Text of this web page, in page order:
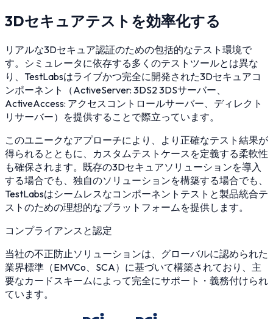
3Dセキュアテストを効率化する
リアルな3Dセキュア認証のための包括的なテスト環境で
す。シミュレータに依存する多くのテストツールとは異な
り、TestLabsはライブかつ完全に開発された3Dセキュアコ
ンポーネント（ActiveServer: 3DS2 3DSサーバー、
ActiveAccess: アクセスコントロールサーバー、ディレクト
リサーバー）を提供することで際立っています。
このユニークなアプローチにより、より正確なテスト結果が
得られるとともに、カスタムテストケースを定義する柔軟性
も確保されます。既存の3Dセキュアソリューションを導入
する場合でも、独自のソリューションを構築する場合でも、
TestLabsはシームレスなコンポーネントテストと製品統合テ
ストのための理想的なプラットフォームを提供します。
コンプライアンスと認定
当社の不正防止ソリューションは、グローバルに認められた
業界標準（EMVCo、SCA）に基づいて構築されており、主
要なカードスキームによって完全にサポート・義務付けられ
ています。